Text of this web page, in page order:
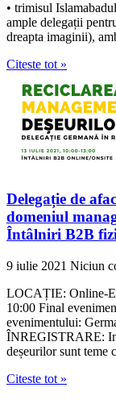
• trimisul
ample delegații
dreapta imaginii),
Citeste tot »
Delegație de
domeniul
Întâlniri B2B
9 iulie 2021 Niciun
LOCAȚIE: Online-
10:00 Final
evenimentului:
ÎNREGISTRARE:
deșeurilor sunt teme
Citeste tot »